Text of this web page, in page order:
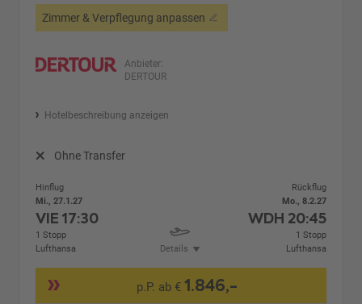
Zimmer & Verpflegung anpassen
Anbieter:
DERTOUR
Hotelbeschreibung anzeigen
Ohne Transfer
Hinflug
Mi., 27.1.27
VIE17:30
1 Stopp
Lufthansa
Details
Rückflug
Mo., 8.2.27
WDH 20:45
1 Stopp
Lufthansa
p.P. ab € 1.846,-